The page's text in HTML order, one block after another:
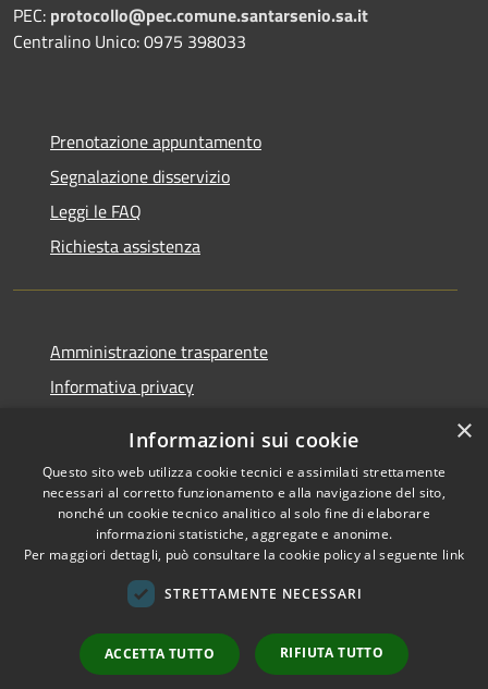
PEC: protocollo@pec.comune.santarsenio.sa.it
Centralino Unico: 0975 398033
Prenotazione appuntamento
Segnalazione disservizio
Leggi le FAQ
Richiesta assistenza
Amministrazione trasparente
Informativa privacy
Dichiarazione di accessibilità
RSS
Mappa del sito
Copyright © 2026 • Comune di
Sant'Arsenio • Powered by
redazione
×
Informazioni sui cookie
Questo sito web utilizza cookie tecnici e assimilati strettamente
necessari al corretto funzionamento e alla navigazione del sito,
nonché un cookie tecnico analitico al solo fine di elaborare
informazioni statistiche, aggregate e anonime.
Per maggiori dettagli, può consultare la cookie policy al seguente link
STRETTAMENTE NECESSARI
ACCETTA TUTTO RIFIUTA TUTTO